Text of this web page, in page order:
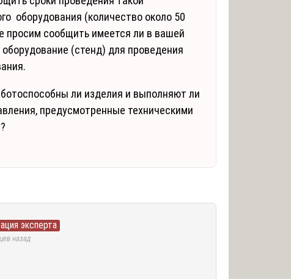
оборудования (количество около 50
просим сообщить имеется ли в вашей
(стенд) для проведения
ли изделия и выполняют ли
предусмотренные техническими
эксперта
назад